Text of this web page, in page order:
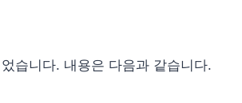
습니다. 내용은 다음과 같습니다.